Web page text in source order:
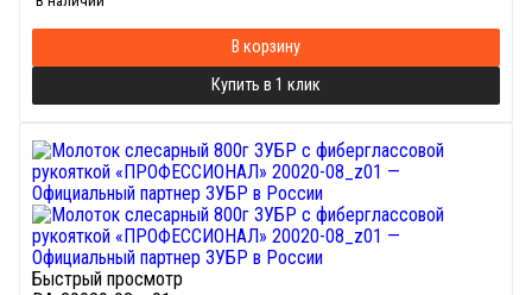
В корзину
Купить в 1 клик
Быстрый просмотр